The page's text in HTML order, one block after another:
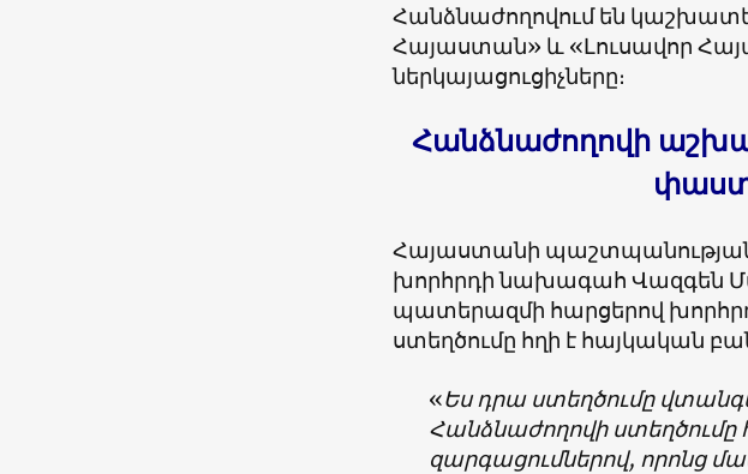
Հանձնաժողովում են
Հայաստան» և «Լուսավոր
ներկայացուցիչները։
Հանձնաժողովի
Հայաստանի
խորհրդի նախագահ Վազգեն
պատերազմի հարցերով
ստեղծումը հղի է հայկական
«Ես դրա ստեղծումը
Հանձնաժողովի ստեղծումը
զարգացումներով, որոնց